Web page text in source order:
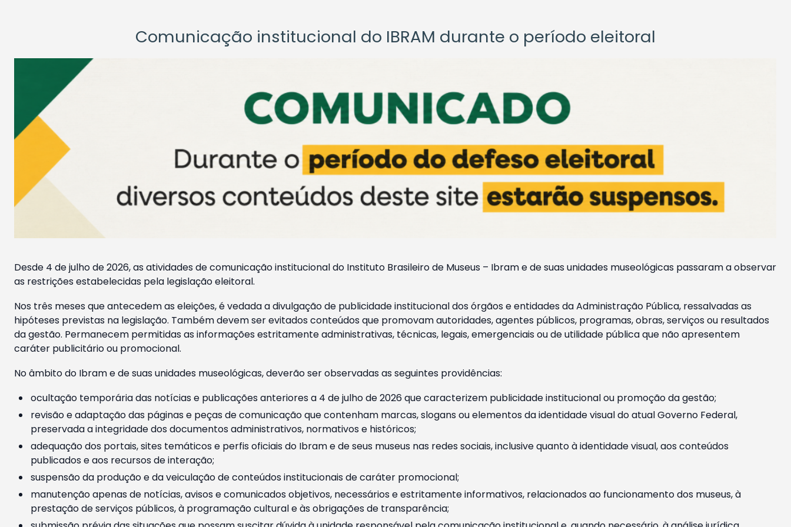
Comunicação institucional do IBRAM durante o período eleitoral
Desde 4 de julho de 2026, as atividades de comunicação institucional do Instituto Brasileiro de Museus – Ibram e de suas unidades museológicas passaram a observar
as restrições estabelecidas pela legislação eleitoral.
Nos três meses que antecedem as eleições, é vedada a divulgação de publicidade institucional dos órgãos e entidades da Administração Pública, ressalvadas as
hipóteses previstas na legislação. Também devem ser evitados conteúdos que promovam autoridades, agentes públicos, programas, obras, serviços ou resultados
da gestão. Permanecem permitidas as informações estritamente administrativas, técnicas, legais, emergenciais ou de utilidade pública que não apresentem
caráter publicitário ou promocional.
No âmbito do Ibram e de suas unidades museológicas, deverão ser observadas as seguintes providências:
ocultação temporária das notícias e publicações anteriores a 4 de julho de 2026 que caracterizem publicidade institucional ou promoção da gestão;
revisão e adaptação das páginas e peças de comunicação que contenham marcas, slogans ou elementos da identidade visual do atual Governo Federal,
preservada a integridade dos documentos administrativos, normativos e históricos;
adequação dos portais, sites temáticos e perfis oficiais do Ibram e de seus museus nas redes sociais, inclusive quanto à identidade visual, aos conteúdos
publicados e aos recursos de interação;
suspensão da produção e da veiculação de conteúdos institucionais de caráter promocional;
manutenção apenas de notícias, avisos e comunicados objetivos, necessários e estritamente informativos, relacionados ao funcionamento dos museus, à
prestação de serviços públicos, à programação cultural e às obrigações de transparência;